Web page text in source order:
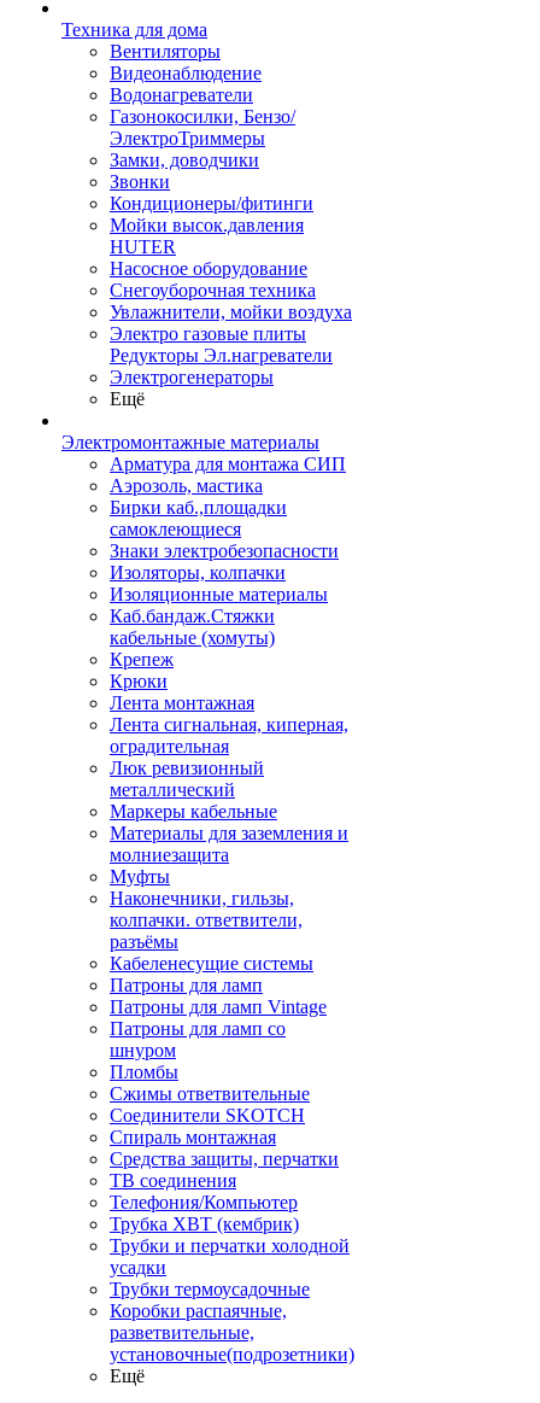
Техника для дома
Вентиляторы
Видеонаблюдение
Водонагреватели
Газонокосилки, Бензо/
ЭлектроТриммеры
Замки, доводчики
Звонки
Кондиционеры/фитинги
Мойки высок.давления
HUTER
Насосное оборудование
Снегоуборочная техника
Увлажнители, мойки воздуха
Электро газовые плиты
Редукторы Эл.нагреватели
Электрогенераторы
Ещё
Электромонтажные материалы
Арматура для монтажа СИП
Аэрозоль, мастика
Бирки каб.,площадки
самоклеющиеся
Знаки электробезопасности
Изоляторы, колпачки
Изоляционные материалы
Каб.бандаж.Стяжки
кабельные (хомуты)
Крепеж
Крюки
Лента монтажная
Лента сигнальная, киперная,
оградительная
Люк ревизионный
металлический
Маркеры кабельные
Материалы для заземления и
молниезащита
Муфты
Наконечники, гильзы,
колпачки. ответвители,
разъёмы
Кабеленесущие системы
Патроны для ламп
Патроны для ламп Vintage
Патроны для ламп со
шнуром
Пломбы
Сжимы ответвительные
Соединители SKOTCH
Спираль монтажная
Средства защиты, перчатки
ТВ соединения
Телефония/Компьютер
Трубка ХВТ (кембрик)
Трубки и перчатки холодной
усадки
Трубки термоусадочные
Коробки распаячные,
разветвительные,
установочные(подрозетники)
Ещё